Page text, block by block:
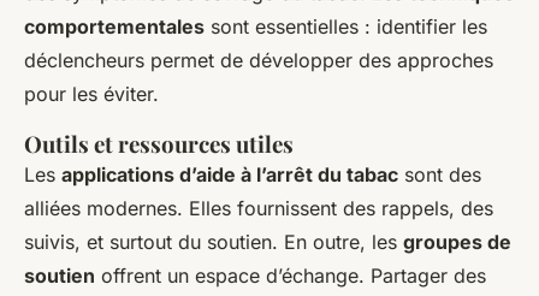
comportementales sont essentielles : identifier les
déclencheurs permet de développer des approches
pour les éviter.
Outils et ressources utiles
Les applications d’aide à l’arrêt du tabac sont des
alliées modernes. Elles fournissent des rappels, des
suivis, et surtout du soutien. En outre, les groupes de
soutien offrent un espace d’échange. Partager des